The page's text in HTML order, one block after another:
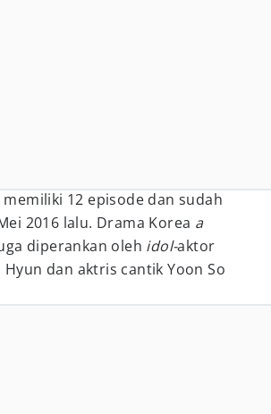
12 episode dan sudah
2016 lalu. Drama Korea a
diperankan oleh idol-aktor
dan aktris cantik Yoon So